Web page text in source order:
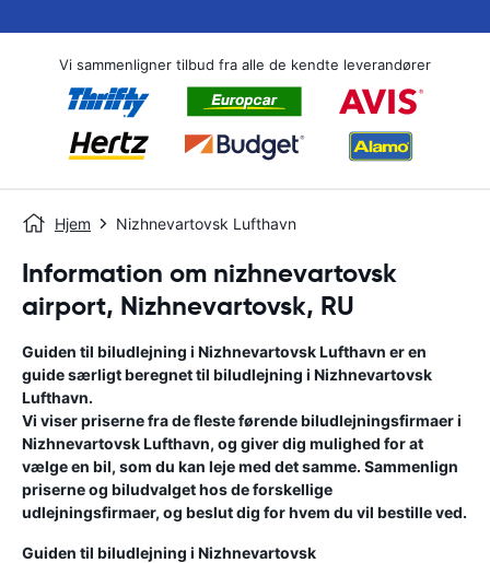
Vi sammenligner tilbud fra alle de kendte leverandører
Hjem Nizhnevartovsk Lufthavn
Information om nizhnevartovsk
airport, Nizhnevartovsk, RU
Guiden til biludlejning i Nizhnevartovsk Lufthavn er en
guide særligt beregnet til biludlejning i Nizhnevartovsk
Lufthavn.
Vi viser priserne fra de fleste førende biludlejningsfirmaer i
Nizhnevartovsk Lufthavn, og giver dig mulighed for at
vælge en bil, som du kan leje med det samme. Sammenlign
priserne og biludvalget hos de forskellige
udlejningsfirmaer, og beslut dig for hvem du vil bestille ved.
Guiden til biludlejning i Nizhnevartovsk